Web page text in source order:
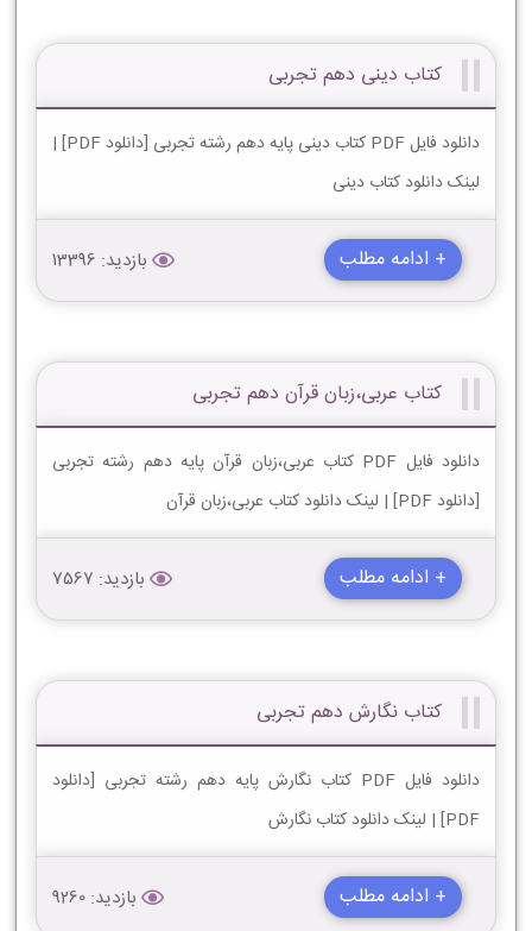
کتاب دینی دهم تجربی
دانلود فایل PDF کتاب دینی پایه دهم رشته تجربی [دانلود PDF] |
لینک دانلود کتاب دینی
+ ادامه مطلب بازدید: 13396
کتاب عربی،زبان قرآن دهم تجربی
دانلود فایل PDF کتاب عربی،زبان قرآن پایه دهم رشته تجربی
[دانلود PDF] | لینک دانلود کتاب عربی،زبان قرآن
+ ادامه مطلب بازدید: 7567
کتاب نگارش دهم تجربی
دانلود فایل PDF کتاب نگارش پایه دهم رشته تجربی [دانلود
PDF] | لینک دانلود کتاب نگارش
+ ادامه مطلب بازدید: 9260